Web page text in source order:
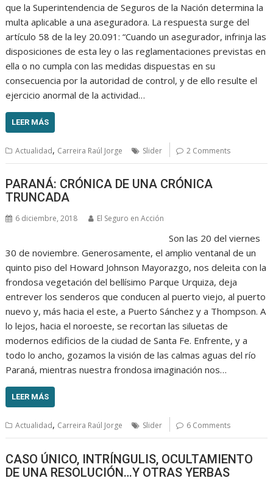
que la Superintendencia de Seguros de la Nación determina la
multa aplicable a una aseguradora. La respuesta surge del
artículo 58 de la ley 20.091: “Cuando un asegurador, infrinja las
disposiciones de esta ley o las reglamentaciones previstas en
ella o no cumpla con las medidas dispuestas en su
consecuencia por la autoridad de control, y de ello resulte el
ejercicio anormal de la actividad…
LEER MÁS
Actualidad, Carreira Raúl Jorge Slider 2 Comments
PARANÁ: CRÓNICA DE UNA CRÓNICA
TRUNCADA
6 diciembre, 2018 El Seguro en Acción
Son las 20 del viernes
30 de noviembre. Generosamente, el amplio ventanal de un
quinto piso del Howard Johnson Mayorazgo, nos deleita con la
frondosa vegetación del bellísimo Parque Urquiza, deja
entrever los senderos que conducen al puerto viejo, al puerto
nuevo y, más hacia el este, a Puerto Sánchez y a Thompson. A
lo lejos, hacia el noroeste, se recortan las siluetas de
modernos edificios de la ciudad de Santa Fe. Enfrente, y a
todo lo ancho, gozamos la visión de las calmas aguas del río
Paraná, mientras nuestra frondosa imaginación nos…
LEER MÁS
Actualidad, Carreira Raúl Jorge Slider 6 Comments
CASO ÚNICO, INTRÍNGULIS, OCULTAMIENTO
DE UNA RESOLUCIÓN…Y OTRAS YERBAS